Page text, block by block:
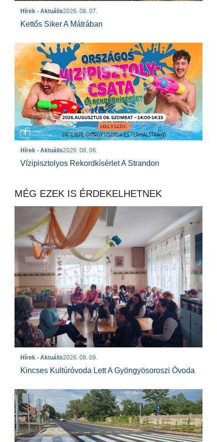
Hírek - Aktuális2026. 08. 07.
Kettős Siker A Mátrában
Hírek - Aktuális2026. 08. 06.
Vízipisztolyos Rekordkísérlet A Strandon
MÉG EZEK IS ÉRDEKELHETNEK
Hírek - Aktuális2026. 08. 09.
Kincses Kultúróvoda Lett A Gyöngyösoroszi Óvoda